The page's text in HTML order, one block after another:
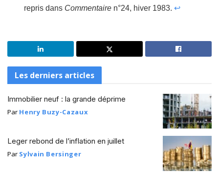
repris dans Commentaire n°24, hiver 1983. ↩
Les derniers articles
Immobilier neuf : la grande déprime
Par Henry Buzy-Cazaux
Leger rebond de l’inflation en juillet
Par Sylvain Bersinger